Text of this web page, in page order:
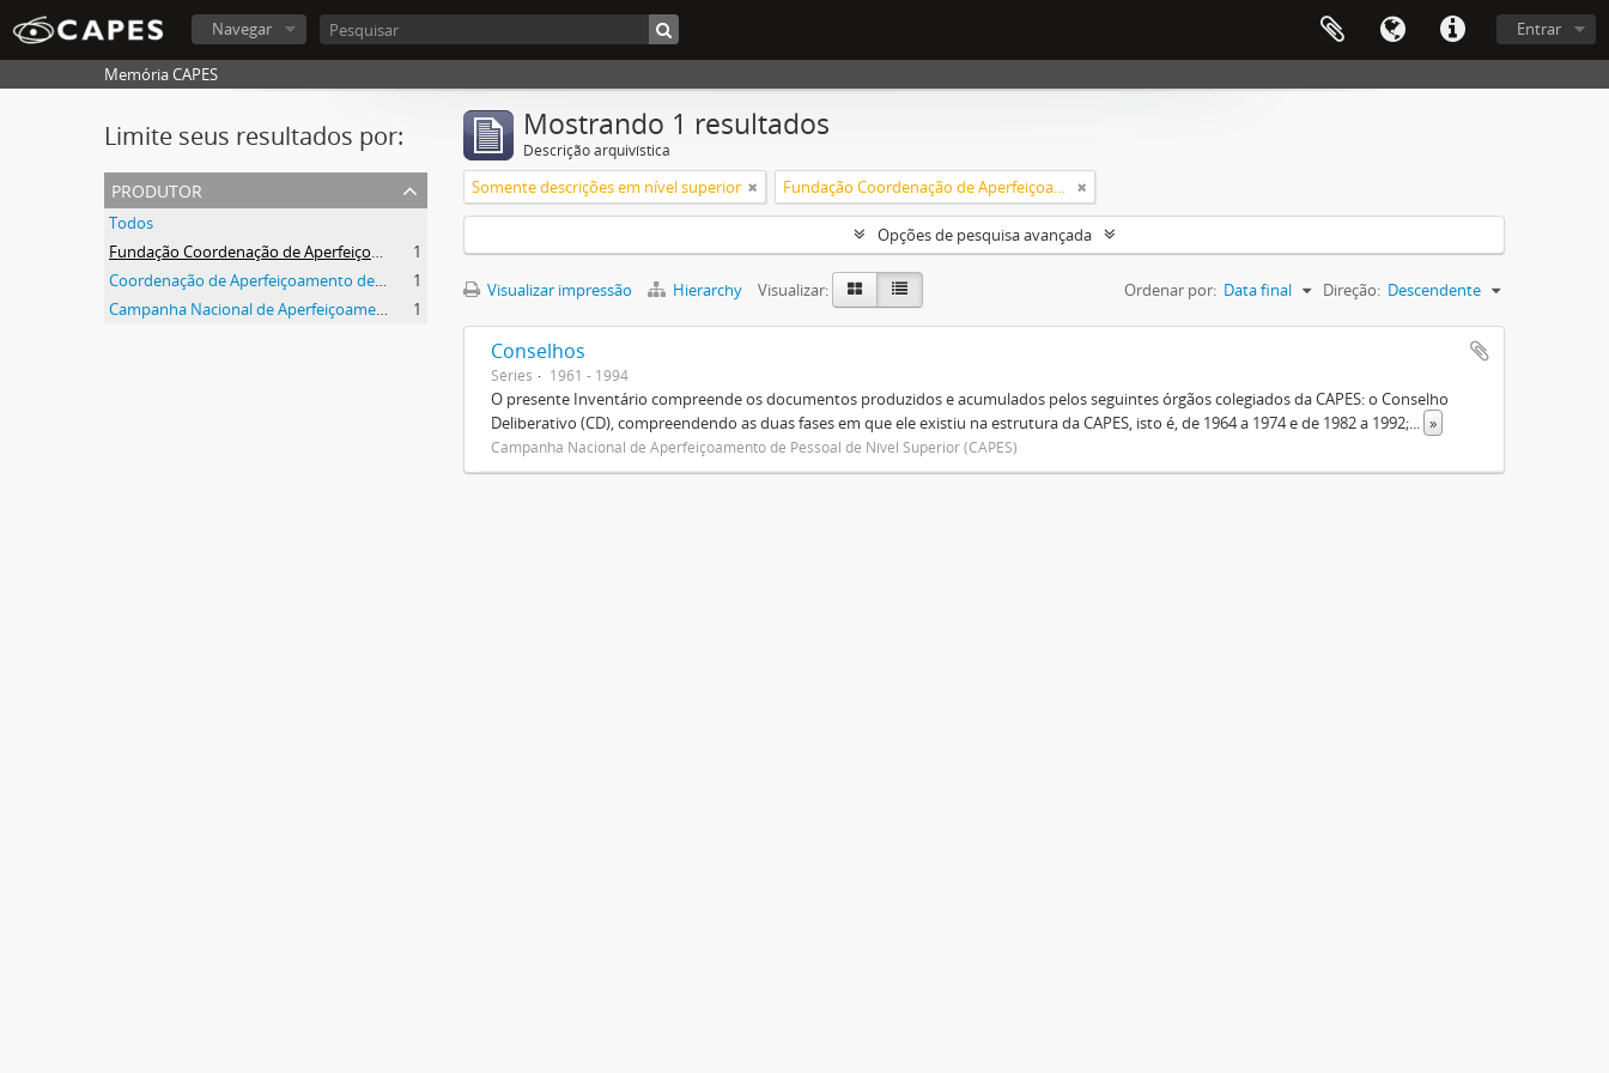
Entrar
Navegar
Memória CAPES
Limite seus resultados por:
produtor
Todos
Fundação Coordenação de Aperfeiçoamento de Pessoal de Nível Superior (CAPES)
1
Coordenação de Aperfeiçoamento de Pessoal de Nível Superior (CAPES)
1
Campanha Nacional de Aperfeiçoamento de Pessoal de Nível Superior (CAPES)
1
Mostrando 1 resultados
Descrição arquivística
Somente descrições em nível superior Fundação Coordenação de Aperfeiçoamento de Pessoal de Nível Superior (CAPES)
Opções de pesquisa avançada
Visualizar impressão Hierarchy Visualizar: Ordenar por: Data final Direção: Descendente
Conselhos
Séries 1961 - 1994
O presente Inventário compreende os documentos produzidos e acumulados pelos seguintes órgãos colegiados da CAPES: o Conselho
Deliberativo (CD), compreendendo as duas fases em que ele existiu na estrutura da CAPES, isto é, de 1964 a 1974 e de 1982 a 1992;... »
Campanha Nacional de Aperfeiçoamento de Pessoal de Nível Superior (CAPES)